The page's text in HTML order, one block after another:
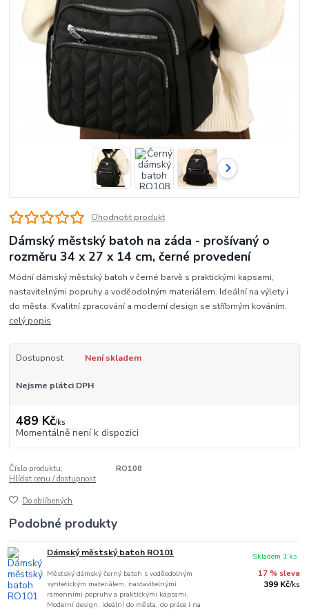
Ohodnotit produkt
Dámský městský batoh na záda - prošívaný o
rozměru 34 x 27 x 14 cm, černé provedení
Módní dámský městský batoh v černé barvě s praktickými kapsami,
nastavitelnými popruhy a voděodolným materiálem. Ideální na výlety i
do města. Kvalitní zpracování a moderní design se stříbrným kováním.
celý popis
Dostupnost Není skladem
Nejsme plátci DPH
489 Kč/ks
Momentálně není k dispozici
Číslo produktu:
RO108
Hlídat cenu / dostupnost
Do oblíbených
Podobné produkty
Dámský městský batoh RO101
Městský dámský černý batoh s voděodolným
syntetickým materiálem, nastavitelnými
ramenními popruhy a praktickými kapsami.
Moderní design, ideální do města, do práce i na
17 % sleva
399 Kč/ks
Skladem 1 ks